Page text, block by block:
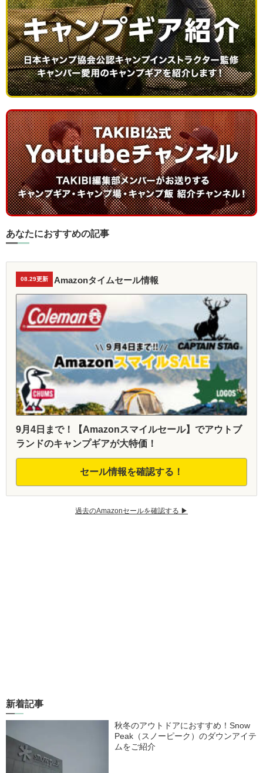
あなたにおすすめの記事
08.29更新 Amazonタイムセール情報
9月4日まで！【Amazonスマイルセール】でアウトブ
ランドのキャンプギアが大特価！
セール情報を確認する！
過去のAmazonセールを確認する ▶︎
新着記事
秋冬のアウトドアにおすすめ！Snow
Peak（スノーピーク）のダウンアイテ
ムをご紹介